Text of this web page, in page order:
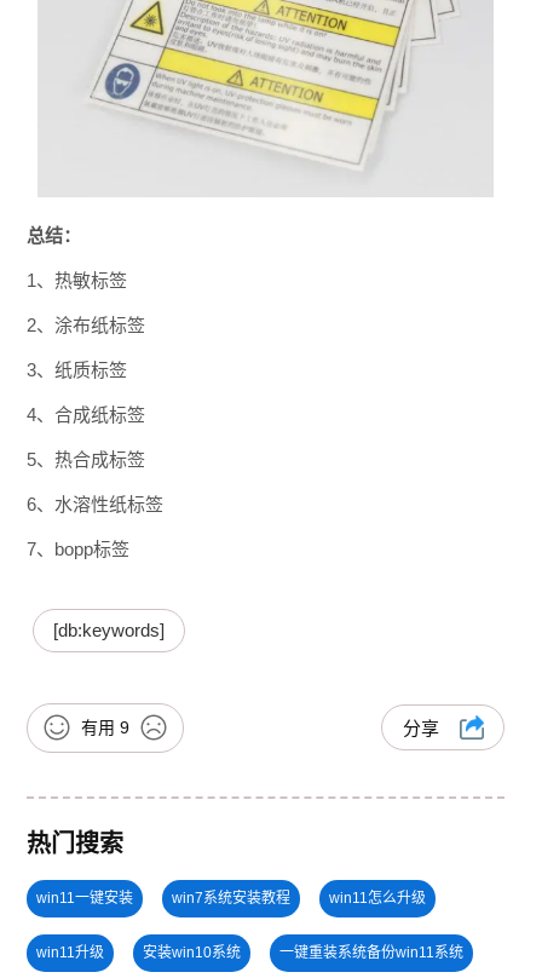
总结：
1、热敏标签
2、涂布纸标签
3、纸质标签
4、合成纸标签
5、热合成标签
6、水溶性纸标签
7、bopp标签
[db:keywords]
有用 9 分享
热门搜索
win11一键安装 win7系统安装教程 win11怎么升级
win11升级 安装win10系统 一键重装系统备份win11系统